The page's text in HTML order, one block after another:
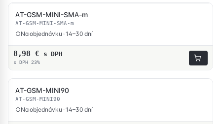
AT-GSM-MINI-SMA-m
AT-GSM-MINI-SMA-m
Na objednávku · 14–30 dní
8,98 € s DPH
s DPH 23%
AT-GSM-MINI90
AT-GSM-MINI90
Na objednávku · 14–30 dní